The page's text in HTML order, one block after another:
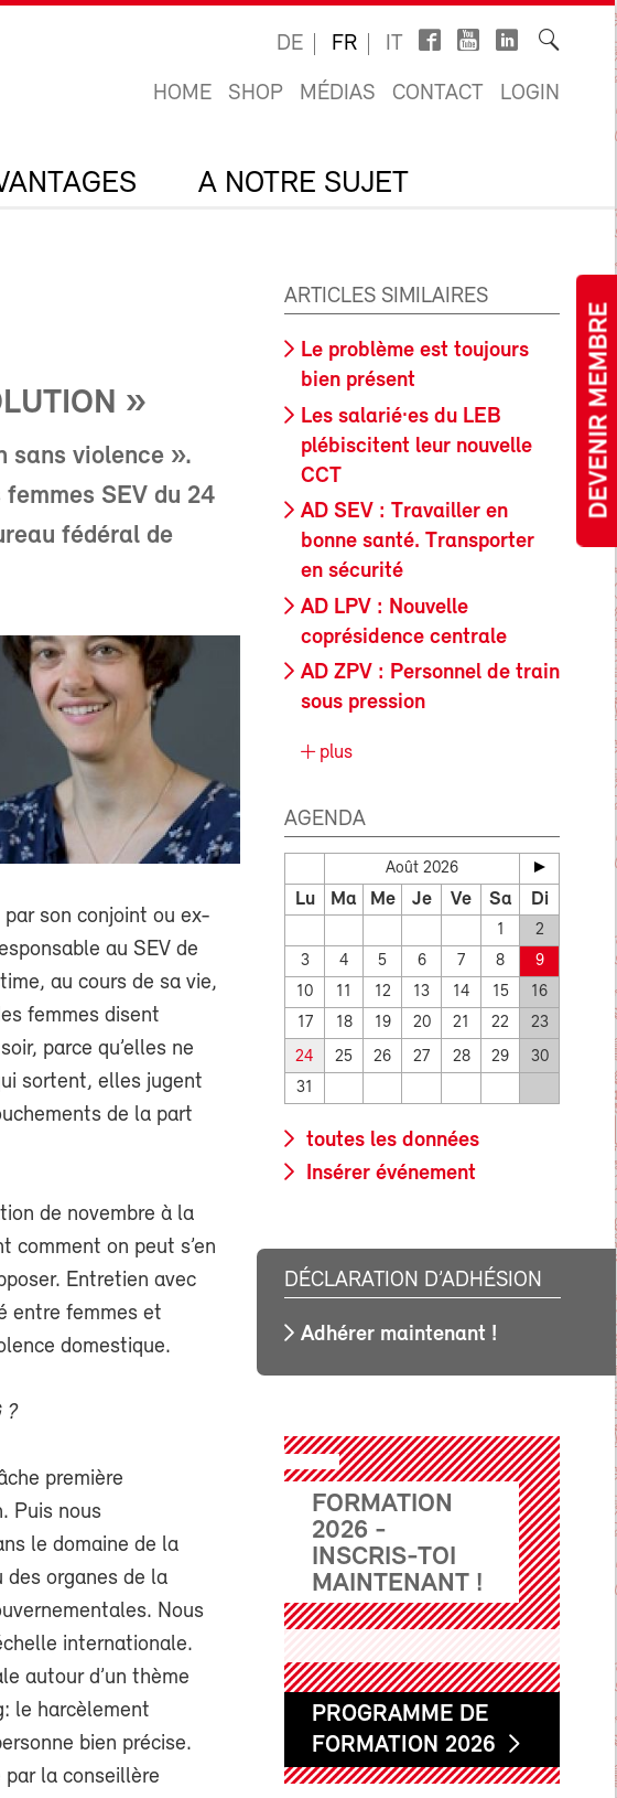
DEVENIR MEMBRE
DE FR IT
HOME SHOP MÉDIAS CONTACT LOGIN
A NOTRE SUJET
»
sans violence ».
SEV du 24
fédéral de
son conjoint ou ex-
au SEV de
au cours de sa vie,
femmes disent
parce qu’elles ne
sortent, elles jugent
de la part
de novembre à la
comment on peut s’en
Entretien avec
entre femmes et
domestique.
?
première
Puis nous
le domaine de la
des organes de la
Nous
internationale.
autour d’un thème
le harcèlement
bien précise.
par la conseillère
ARTICLES SIMILAIRES
Le problème est toujours
bien présent
Les salarié·es du LEB
plébiscitent leur nouvelle
CCT
AD SEV : Travailler en
bonne santé. Transporter
en sécurité
AD LPV : Nouvelle
coprésidence centrale
AD ZPV : Personnel de train
sous pression
plus
AGENDA
Août 2026
Lu Ma Me Je Ve Sa Di
1
2
3
4 5 6 7 8
9
10
11 12 13 14 15
16
17
18 19 20 21 22 23
24 25 26 27 28 29
30
31
toutes les données
Insérer événement
DÉCLARATION D’ADHÉSION
Adhérer maintenant !
FORMATION
2026 -
INSCRIS-TOI
MAINTENANT !
PROGRAMME DE
FORMATION 2026